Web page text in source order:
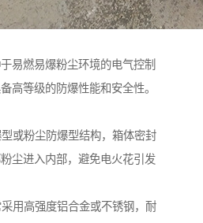
易燃易爆粉尘环境的电气控制
高等级的防爆性能和安全性。
或粉尘防爆型结构，箱体密封
尘进入内部，避免电火花引发
用高强度铝合金或不锈钢，耐